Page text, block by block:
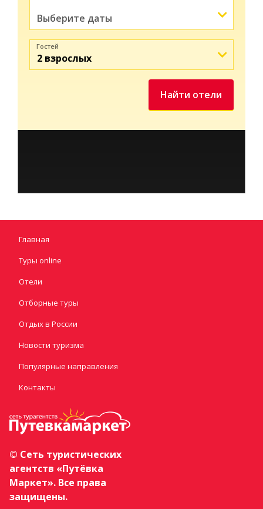
Гостей
Найти отели
Главная
Туры online
Отели
Отборные туры
Отдых в России
Новости туризма
Популярные направления
Контакты
© Сеть туристических
агентств «Путёвка
Маркет». Все права
защищены.